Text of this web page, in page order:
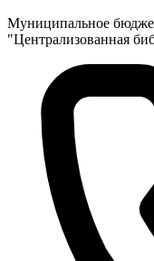
Муниципальное
"Централизованная